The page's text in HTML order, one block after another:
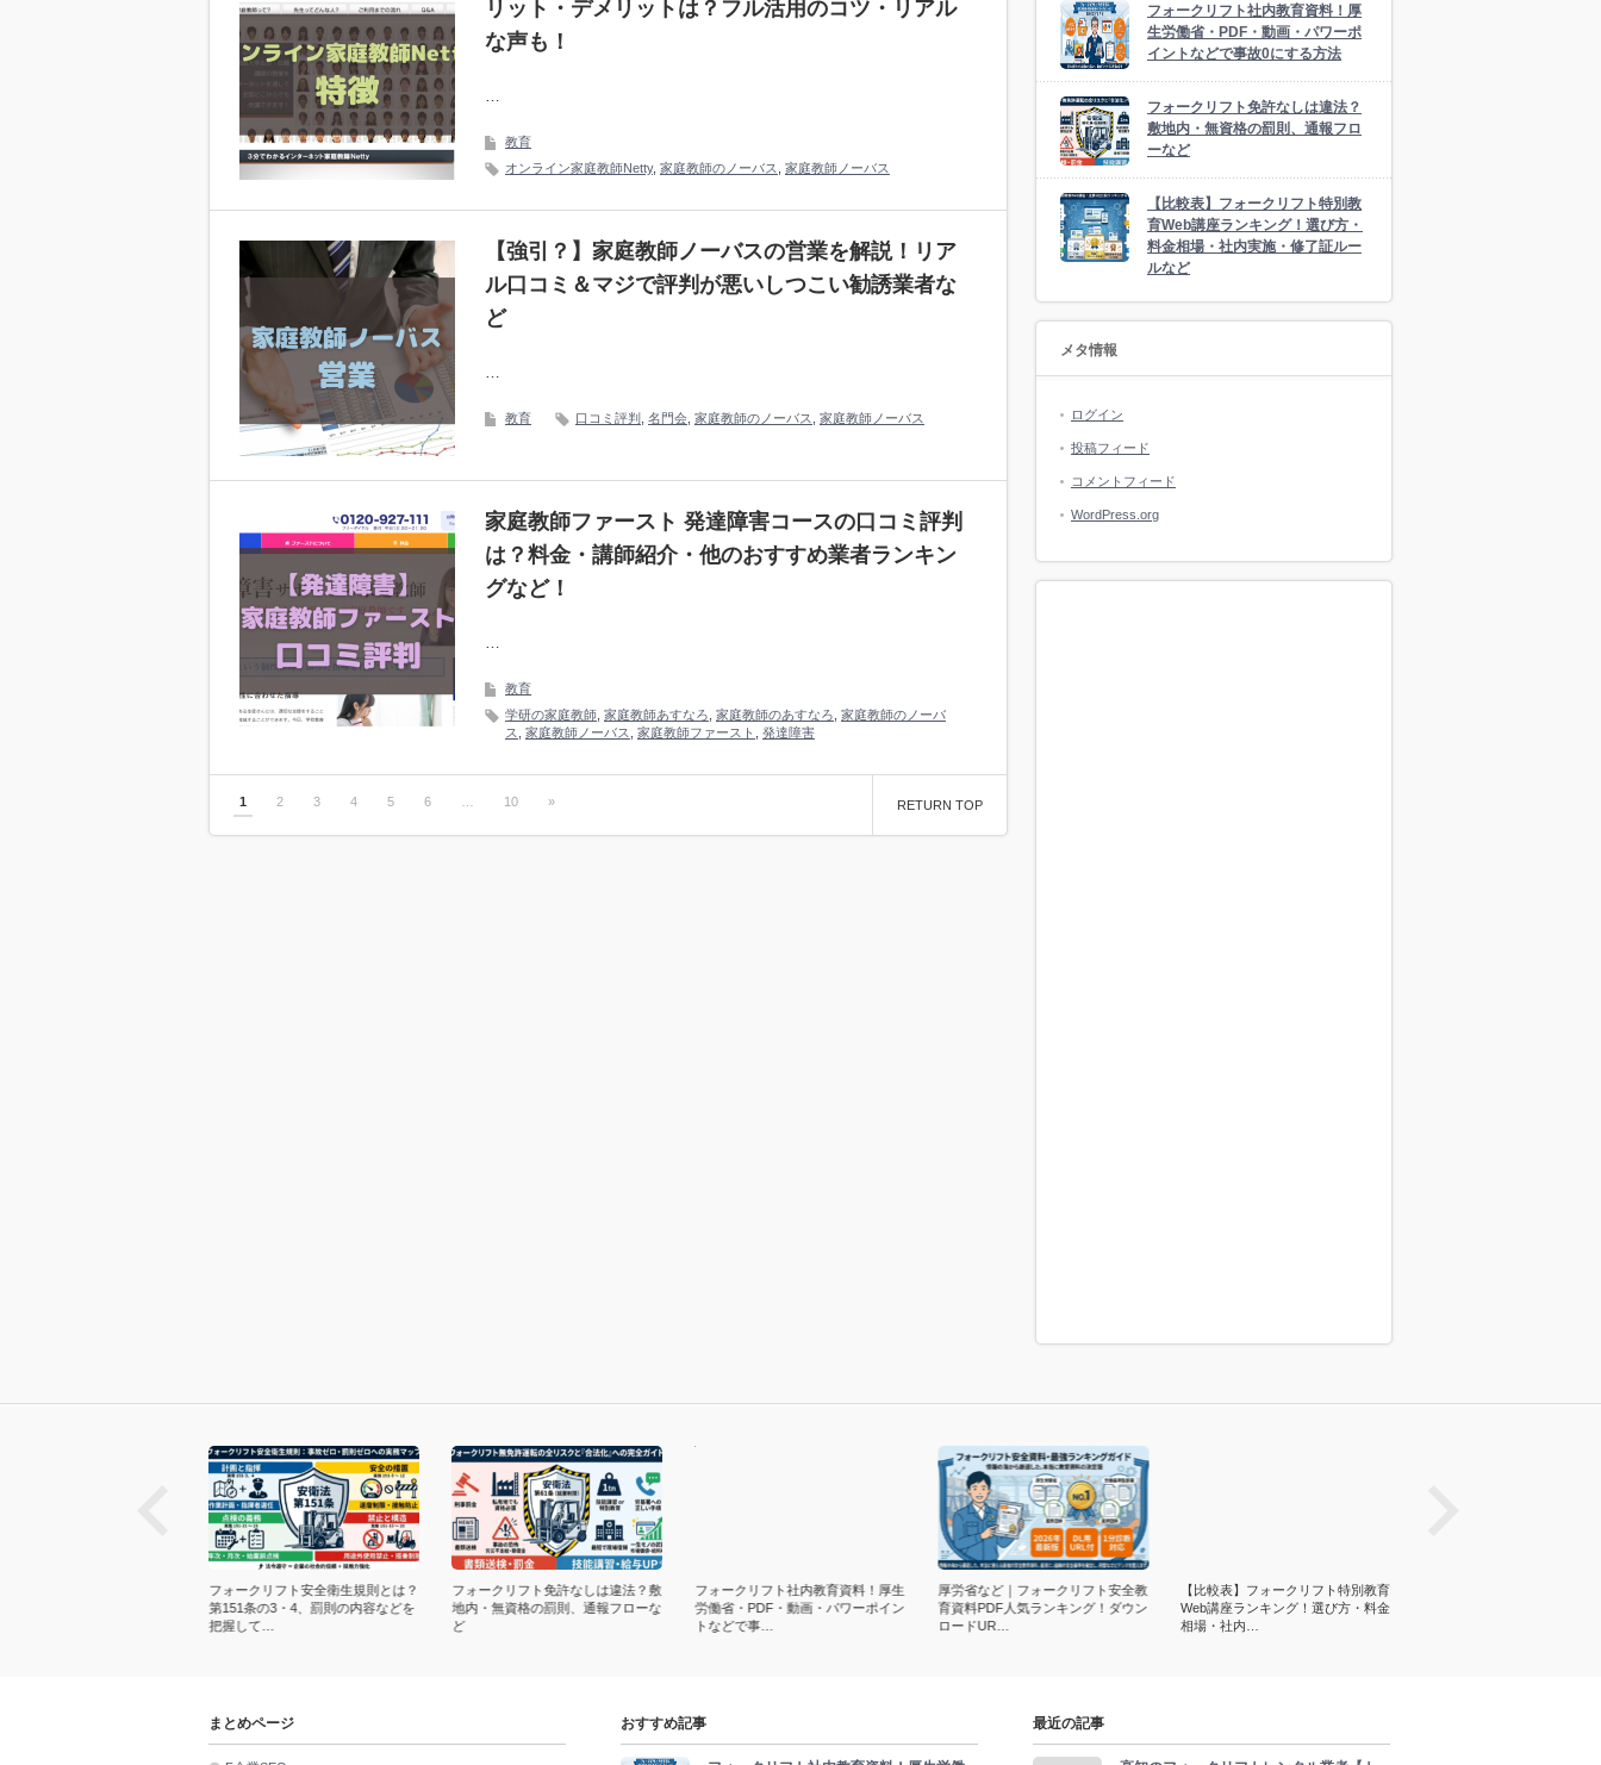
リット・デメリットは？フル活用のコツ・リアル
な声も！
…
教育
オンライン家庭教師Netty, 家庭教師のノーバス 家庭教師ノーバス
【強引？】家庭教師ノーバスの営業を解説！リア
ル口コミ＆マジで評判が悪いしつこい勧誘業者な
ど
…
教育 口コミ評判 名門会 家庭教師のノーバス 家庭教師ノーバス
家庭教師ファースト 発達障害コースの口コミ評判
は？料金・講師紹介・他のおすすめ業者ランキン
グなど！
…
教育
学研の家庭教師 家庭教師あすなろ 家庭教師のあすなろ 家庭教師のノーバ
ス
家庭教師ノーバス 家庭教師ファースト 発達障害
1 2 3 4 5 6 10 » RETURN TOP
フォークリフト社内教育資料！厚
生労働省・PDF・動画・パワーポ
イントなどで事故0にする方法
フォークリフト免許なしは違法？
敷地内・無資格の罰則、通報フロ
ーなど
【比較表】フォークリフト特別教
育Web講座ランキング！選び方・
料金相場・社内実施・修了証ルー
ルなど
メタ情報
ログイン
投稿フィード
コメントフィード
WordPress.org
フォークリフト安全衛生規則とは？
第151条の3・4、罰則の内容などを
把握して…
フォークリフト免許なしは違法？敷
地内・無資格の罰則、通報フローな
ど
フォークリフト社内教育資料！厚生
労働省・PDF・動画・パワーポイン
トなどで事…
厚労省など｜フォークリフト安全教
育資料PDF人気ランキング！ダウン
ロードUR…
【比較表】フォークリフト特別教育
Web講座ランキング！選び方・料金
相場・社内…
まとめページ おすすめ記事 最近の記事